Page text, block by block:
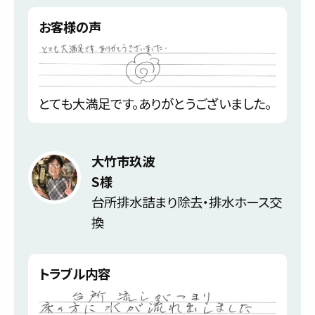
お客様の声
とても大満足です。ありがとうございました。
大竹市玖波
S様
台所排水詰まり除去・排水ホース交
換
トラブル内容